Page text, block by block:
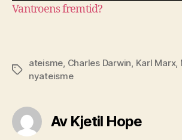
Vantroens fremtid?
Stikkord
ateisme Charles Darwin Karl Marx,
nyateisme
Av Kjetil Hope